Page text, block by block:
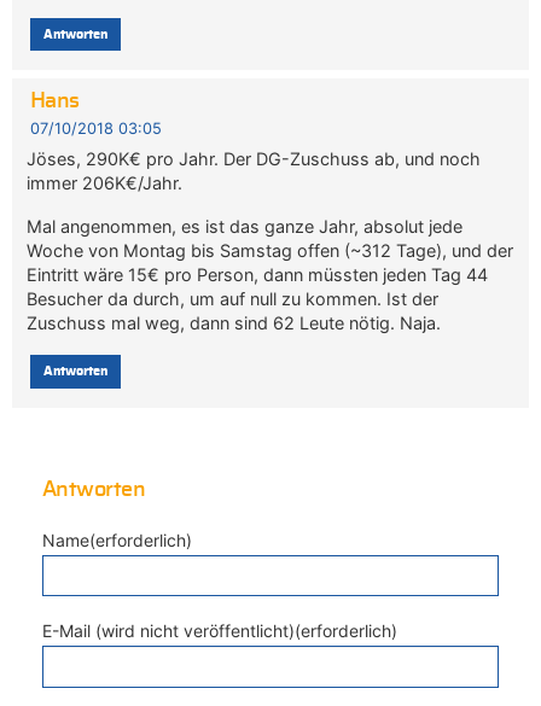
Antworten
Hans
07/10/2018 03:05
Jöses, 290K€ pro Jahr. Der DG-Zuschuss ab, und noch
immer 206K€/Jahr.
Mal angenommen, es ist das ganze Jahr, absolut jede
Woche von Montag bis Samstag offen (~312 Tage), und der
Eintritt wäre 15€ pro Person, dann müssten jeden Tag 44
Besucher da durch, um auf null zu kommen. Ist der
Zuschuss mal weg, dann sind 62 Leute nötig. Naja.
Antworten
Antworten
Name(erforderlich)
E-Mail (wird nicht veröffentlicht)(erforderlich)